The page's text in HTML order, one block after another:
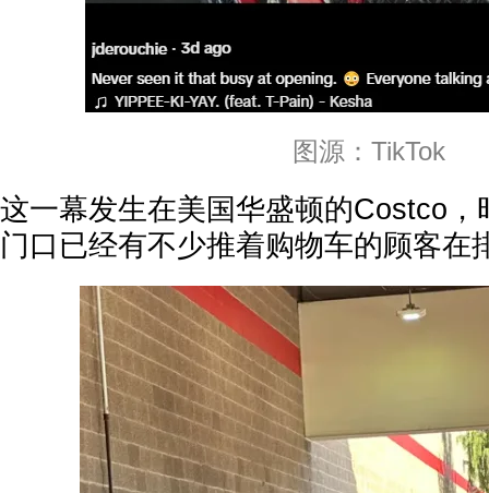
图源：TikTok
这一幕发生在美国华盛顿的Costco，
门口已经有不少推着购物车的顾客在